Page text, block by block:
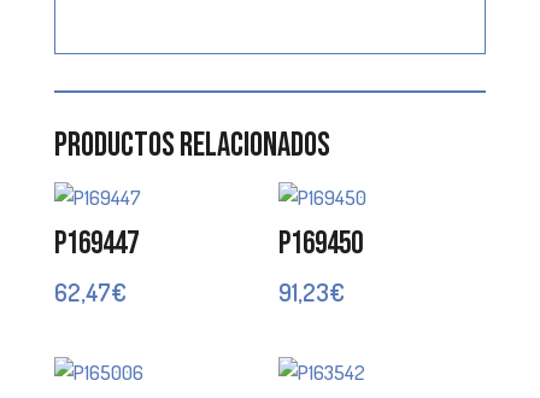
Productos relacionados
P169447
62,47€
P169450
91,23€